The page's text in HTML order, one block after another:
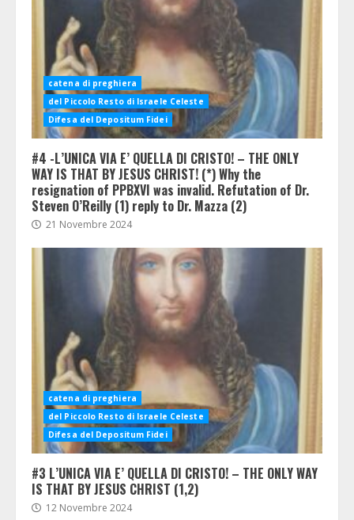
catena di preghiera
del Piccolo Resto di Israele Celeste
Difesa del Depositum Fidei
#4 -L’UNICA VIA E’ QUELLA DI CRISTO! – THE ONLY
WAY IS THAT BY JESUS CHRIST! (*) Why the
resignation of PPBXVI was invalid. Refutation of Dr.
Steven O’Reilly (1) reply to Dr. Mazza (2)
21 Novembre 2024
catena di preghiera
del Piccolo Resto di Israele Celeste
Difesa del Depositum Fidei
#3 L’UNICA VIA E’ QUELLA DI CRISTO! – THE ONLY WAY
IS THAT BY JESUS CHRIST (1,2)
12 Novembre 2024